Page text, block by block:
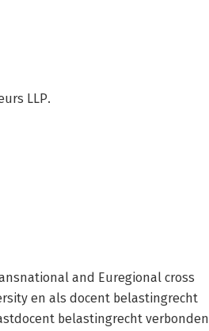
LLP.
and Euregional cross
en als docent belastingrecht
belastingrecht verbonden